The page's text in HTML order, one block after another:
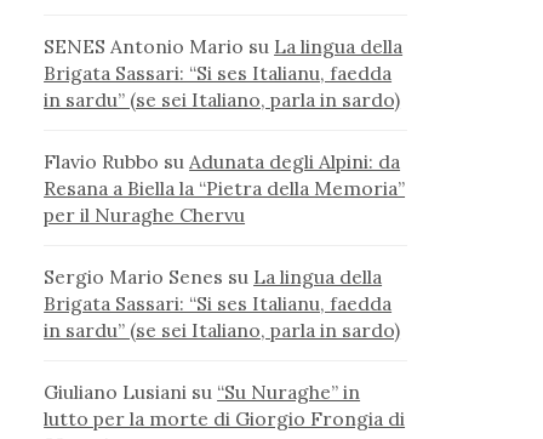
SENES Antonio Mario su La lingua della
Brigata Sassari: “Si ses Italianu, faedda
in sardu” (se sei Italiano, parla in sardo)
Flavio Rubbo su Adunata degli Alpini: da
Resana a Biella la “Pietra della Memoria”
per il Nuraghe Chervu
Sergio Mario Senes su La lingua della
Brigata Sassari: “Si ses Italianu, faedda
in sardu” (se sei Italiano, parla in sardo)
Giuliano Lusiani su “Su Nuraghe” in
lutto per la morte di Giorgio Frongia di